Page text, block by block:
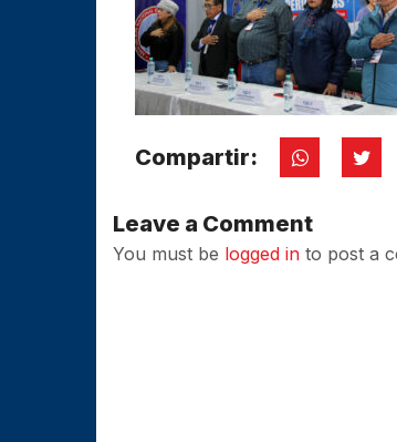
Compartir:
Leave a Comment
You must be logged in to post a